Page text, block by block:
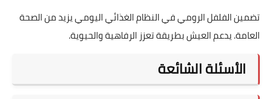
تضمين الفلفل الرومي في النظام الغذائي اليومي يزيد من الصحة
العامة. يدعم العيش بطريقة تعزز الرفاهية والحيوية.
الأسئلة الشائعة